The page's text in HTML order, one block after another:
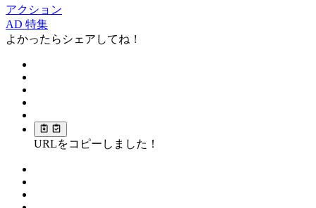
アクション
AD 特集
よかったらシェアしてね！
URLをコピーしました！